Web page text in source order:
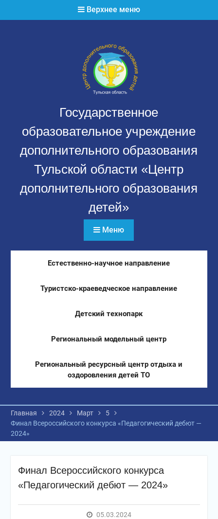
Верхнее меню
Государственное
образовательное учреждение
дополнительного образования
Тульской области «Центр
дополнительного образования
детей»
Меню
Естественно-научное направление
Туристско-краеведческое направление
Детский технопарк
Региональный модельный центр
Региональный ресурсный центр отдыха и
оздоровления детей ТО
Главная 2024 Март
5
Финал Всероссийского конкурса «Педагогический дебют —
2024»
Финал Всероссийского конкурса
«Педагогический дебют — 2024»
05.03.2024